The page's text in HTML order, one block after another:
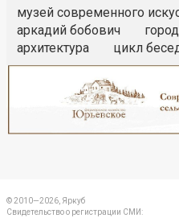
музей современного
аркадий бобович
архитектура
цикл
© 2010—2026, Яркуб
Свидетельство о регистрации СМИ: